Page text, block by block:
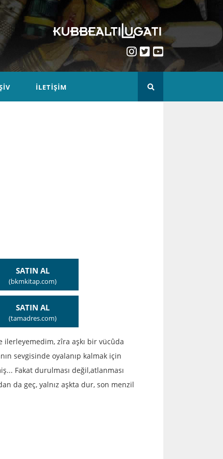
İLETIŞIM
SATIN AL
(bkmkitap.com)
SATIN AL
(tamadres.com)
ilerleyemedim, zîra aşkı bir vücûda
sevgisinde oyalanıp kalmak için
Fakat durulması değil,atlanması
da geç, yalnız aşkta dur, son menzil